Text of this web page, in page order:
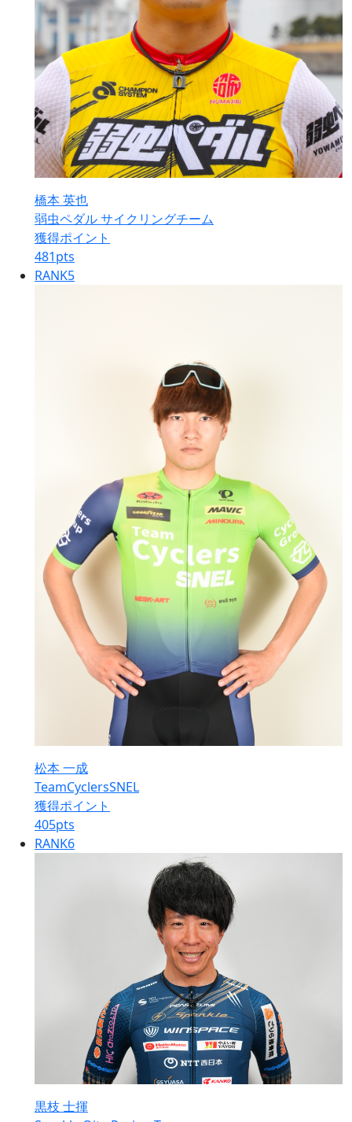
橋本 英也
弱虫ペダル サイクリングチーム
獲得ポイント
481pts
RANK5
松本 一成
TeamCyclersSNEL
獲得ポイント
405pts
RANK6
黒枝 士揮